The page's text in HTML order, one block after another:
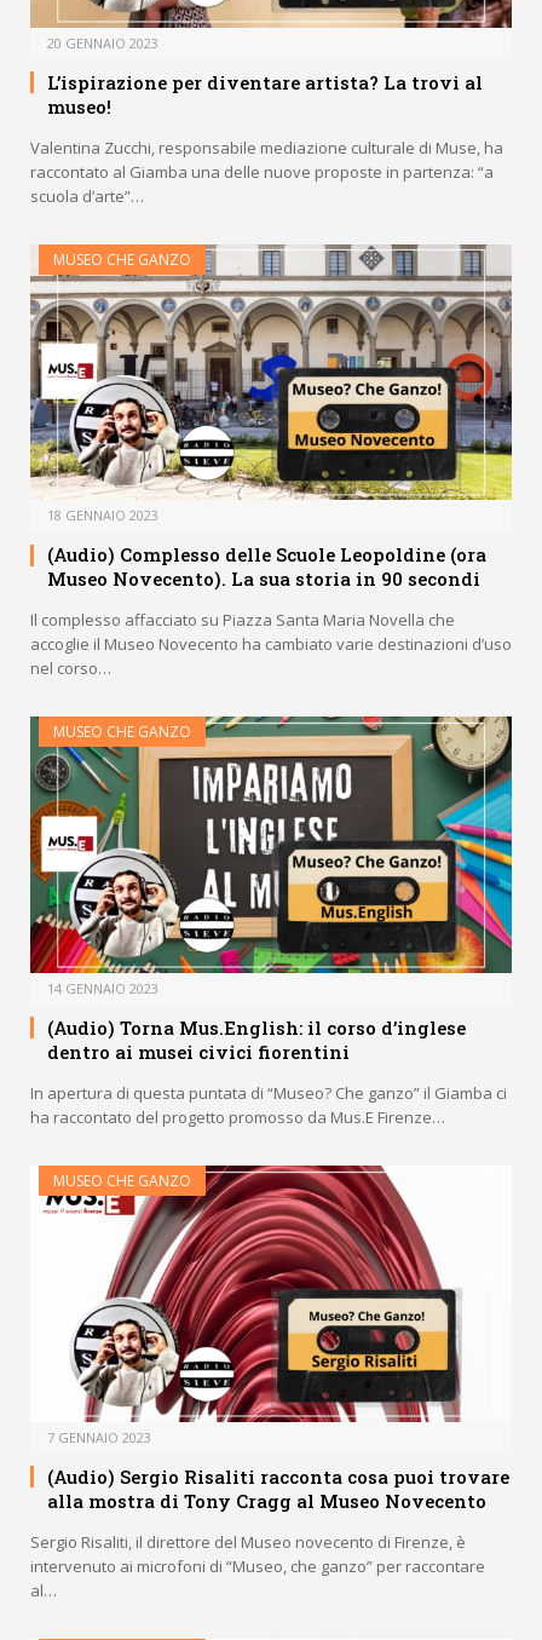
20 GENNAIO 2023
L’ispirazione per diventare artista? La trovi al
museo!
Valentina Zucchi, responsabile mediazione culturale di Muse, ha
raccontato al Giamba una delle nuove proposte in partenza: “a
scuola d’arte”…
MUSEO CHE GANZO
18 GENNAIO 2023
(Audio) Complesso delle Scuole Leopoldine (ora
Museo Novecento). La sua storia in 90 secondi
Il complesso affacciato su Piazza Santa Maria Novella che
accoglie il Museo Novecento ha cambiato varie destinazioni d’uso
nel corso…
MUSEO CHE GANZO
14 GENNAIO 2023
(Audio) Torna Mus.English: il corso d’inglese
dentro ai musei civici fiorentini
In apertura di questa puntata di “Museo? Che ganzo” il Giamba ci
ha raccontato del progetto promosso da Mus.E Firenze…
MUSEO CHE GANZO
7 GENNAIO 2023
(Audio) Sergio Risaliti racconta cosa puoi trovare
alla mostra di Tony Cragg al Museo Novecento
Sergio Risaliti, il direttore del Museo novecento di Firenze, è
intervenuto ai microfoni di “Museo, che ganzo” per raccontare
al…